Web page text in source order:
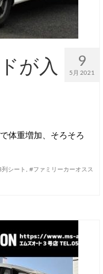
9
5月 2021
が入
体重増加、そろそろ
シート
#ファミリーカーオスス